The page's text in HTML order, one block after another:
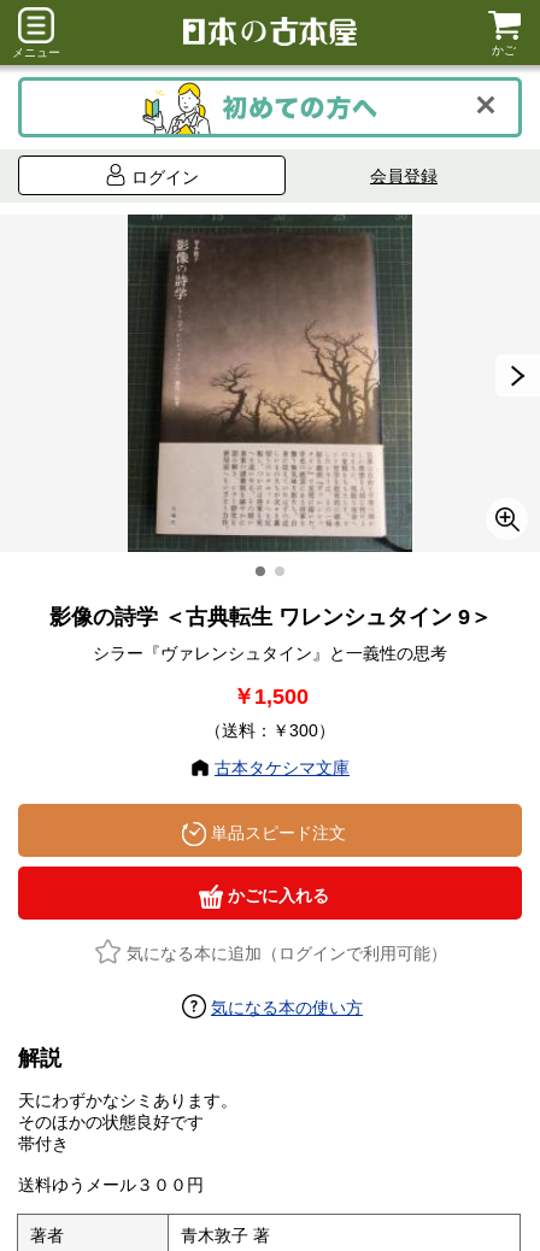
メニュー かご
ログイン 会員登録
影像の詩学 ＜古典転生 ワレンシュタイン 9＞
シラー『ヴァレンシュタイン』と一義性の思考
￥1,500
（送料：￥300）
古本タケシマ文庫
単品スピード注文
かごに入れる
気になる本に追加（ログインで利用可能）
気になる本の使い方
解説
天にわずかなシミあります。
そのほかの状態良好です
帯付き
送料ゆうメール３００円
著者 青木敦子 著